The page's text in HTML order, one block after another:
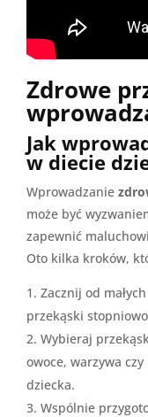
Zdrowe
Jak
w diecie
Wprowadzanie
może być
zapewnić
Oto kilka kroków,
Zacznij od
przekąski
Wybieraj
owoce, warzywa
dziecka.
Wspólnie